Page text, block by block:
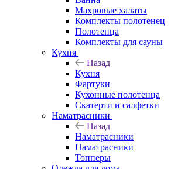
Махровые халаты
Комплекты полотенец
Полотенца
Комплекты для сауны
Кухня
Назад
Кухня
Фартуки
Кухонные полотенца
Скатерти и салфетки
Наматрасники
Назад
Наматрасники
Наматрасники
Топперы